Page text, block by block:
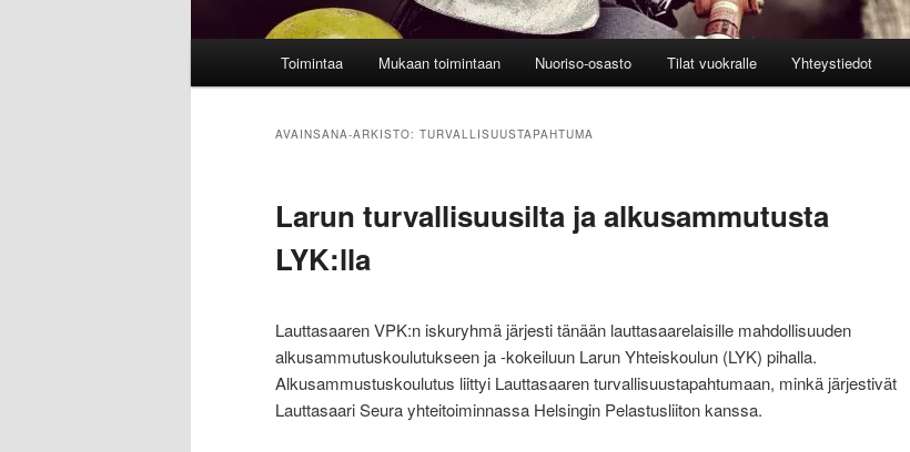
Toimintaa Mukaan toimintaan Nuoriso-osasto Tilat vuokralle Yhteystiedot
AVAINSANA-ARKISTO: TURVALLISUUSTAPAHTUMA
Larun turvallisuusilta ja alkusammutusta
LYK:lla
Lauttasaaren VPK:n iskuryhmä järjesti tänään lauttasaarelaisille mahdollisuuden
alkusammutuskoulutukseen ja -kokeiluun Larun Yhteiskoulun (LYK) pihalla.
Alkusammustuskoulutus liittyi Lauttasaaren turvallisuustapahtumaan, minkä järjestivät
Lauttasaari Seura yhteitoiminnassa Helsingin Pelastusliiton kanssa.